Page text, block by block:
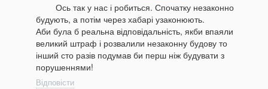
Ось так у нас і робиться. Спочатку незаконно
будують, а потім через хабарі узаконюють.
Аби була б реальна відповідальність, якби впаяли
великий штраф і розвалили незаконну будову то
інший сто разів подумав би перш ніж будувати з
порушеннями!
Відповісти